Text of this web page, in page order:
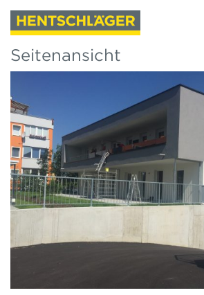
Seitenansicht